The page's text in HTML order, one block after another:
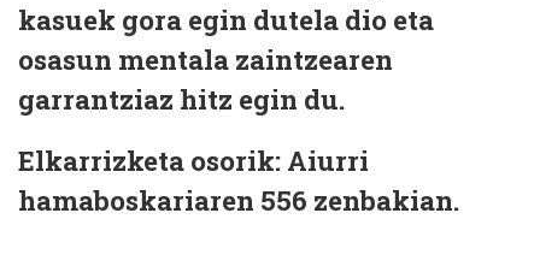
kasuek gora egin dutela dio eta
osasun mentala zaintzearen
garrantziaz hitz egin du.
Elkarrizketa osorik: Aiurri
hamaboskariaren 556 zenbakian.